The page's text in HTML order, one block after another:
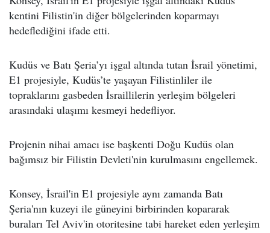
kentini Filistin'in diğer bölgelerinden koparmayı
hedeflediğini ifade etti.
Kudüs ve Batı Şeria’yı işgal altında tutan İsrail yönetimi,
E1 projesiyle, Kudüs’te yaşayan Filistinliler ile
topraklarını gasbeden İsraillilerin yerleşim bölgeleri
arasındaki ulaşımı kesmeyi hedefliyor.
Projenin nihai amacı ise başkenti Doğu Kudüs olan
bağımsız bir Filistin Devleti'nin kurulmasını engellemek.
Konsey, İsrail'in E1 projesiyle aynı zamanda Batı
Şeria'nın kuzeyi ile güneyini birbirinden kopararak
buraları Tel Aviv'in otoritesine tabi hareket eden yerleşim